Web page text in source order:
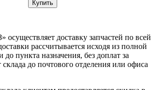
доставку запчастей по всей
рассчитывается исходя из полной
до пункта назначения, без доплат за
склада до почтового отделения или офиса